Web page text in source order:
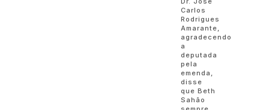
Carlos
Rodrigues
Amarante,
agradecendo
a
deputada
pela
emenda,
disse
que Beth
Sahão